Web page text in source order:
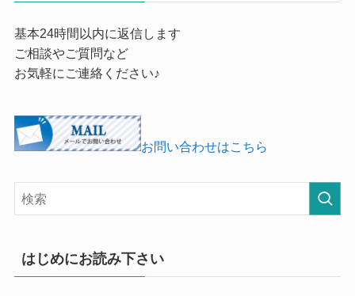
基本24時間以内に返信します
ご相談やご質問など
お気軽にご連絡ください♪
お問い合わせはこちら
はじめにお読み下さい